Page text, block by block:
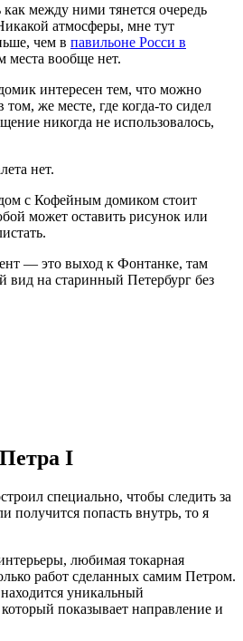
между ними тянется очередь
атмосферы, мне тут
чем в павильоне Росси в
места вообще нет.
интересен тем, что можно
же месте, где когда-то сидел
никогда не использовалось,
нет.
с Кофейным домиком стоит
может оставить рисунок или
— это выход к Фонтанке, там
на старинный Петербург без
I
специально, чтобы следить за
получится попасть внутрь, то я
любимая токарная
работ сделанных самим Петром.
уникальный
показывает направление и